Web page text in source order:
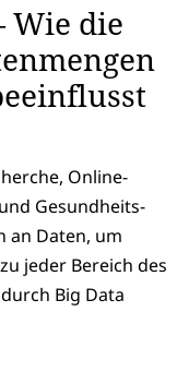
Wie die
Online-
Gesundheits-
an Daten, um
jeder Bereich des
Big Data